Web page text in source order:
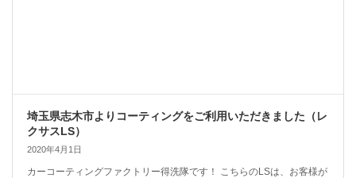
埼玉県志木市よりコーティングをご利用いただきました（レ
クサスLS）
2020年4月1日
カーコーティングファクトリー得洗隊です！ こちらのLSは、お客様が